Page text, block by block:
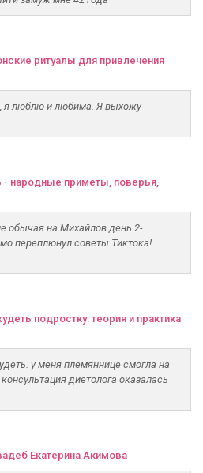
ритуалы для привлечения
я люблю и любима. Я выхожу
- народные приметы, поверья,
обычая на Михайлов день.2-
переплюнул советы Тиктока!
подростку: теория и практика
у меня племяннице смогла на
диетолога оказалась
Екатерина Акимова